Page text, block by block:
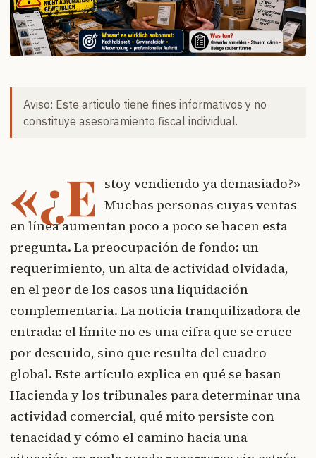
Aviso: Este articulo tiene fines informativos y no
constituye asesoramiento fiscal individual.
«¿E stoy vendiendo ya demasiado?»
Muchas personas cuyas ventas
en línea aumentan poco a poco se hacen esta
pregunta. La preocupación de fondo: un
requerimiento, un alta de actividad olvidada,
en el peor de los casos una liquidación
complementaria. La noticia tranquilizadora de
entrada: el límite no es una cifra que se cruce
por descuido, sino que resulta del cuadro
global. Este artículo explica en qué se basan
Hacienda y los tribunales para determinar una
actividad comercial, qué mito persiste con
tenacidad y cómo el camino hacia una